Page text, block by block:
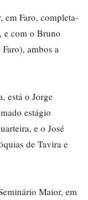
em Faro, completa-
e com o Bruno
ambos a
está o Jorge
estágio
e o José
de Tavira e
Maior, em